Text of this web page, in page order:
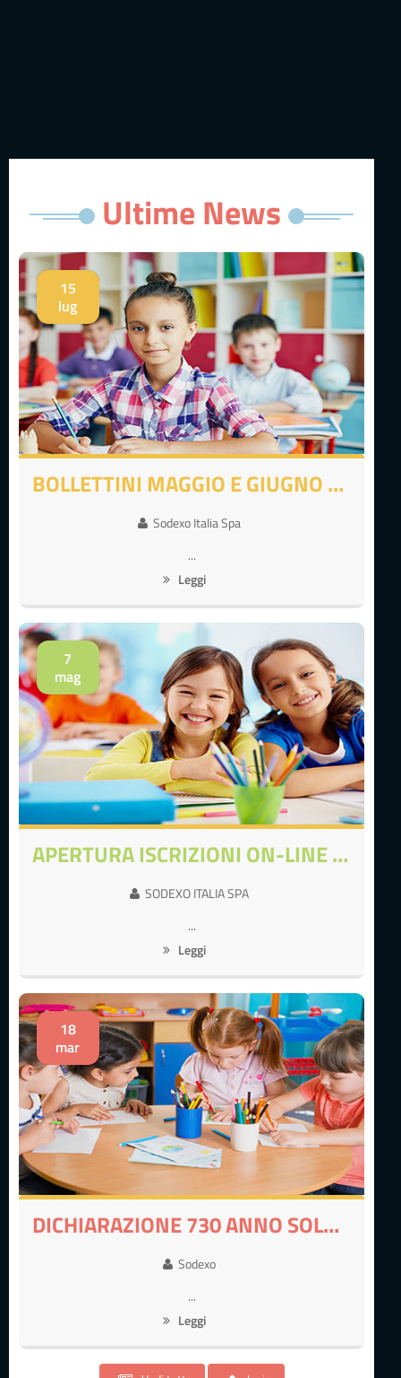
Ultime News
15
lug
BOLLETTINI MAGGIO E GIUGNO 2026
Sodexo Italia Spa
...
Leggi
7
mag
APERTURA ISCRIZIONI ON-LINE A.S. 26/27
SODEXO ITALIA SPA
...
Leggi
18
mar
DICHIARAZIONE 730 ANNO SOLARE 2025
Sodexo
...
Leggi